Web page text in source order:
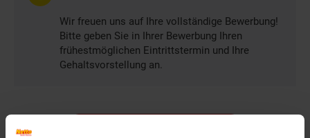
Wir freuen uns auf Ihre vollständige Bewerbung!
Bitte geben Sie in Ihrer Bewerbung Ihren
frühestmöglichen Eintrittstermin und Ihre
Gehaltsvorstellung an.